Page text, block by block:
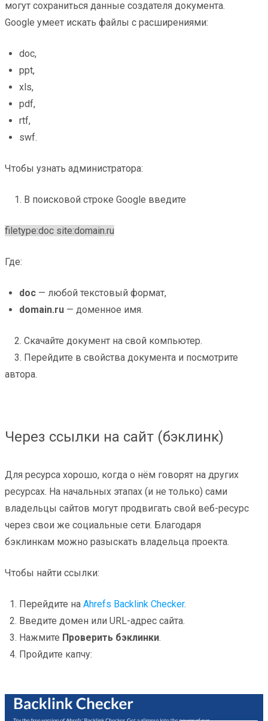
могут сохраниться данные создателя документа.
Google умеет искать файлы с расширениями:
doc,
ppt,
xls,
pdf,
rtf,
swf.
Чтобы узнать администратора:
1. В поисковой строке Google введите
filetype:doc site:domain.ru
Где:
doc — любой текстовый формат,
domain.ru — доменное имя.
2. Скачайте документ на свой компьютер.
3. Перейдите в свойства документа и посмотрите
автора.
Через ссылки на сайт (бэклинк)
Для ресурса хорошо, когда о нём говорят на других
ресурсах. На начальных этапах (и не только) сами
владельцы сайтов могут продвигать свой веб-ресурс
через свои же социальные сети. Благодаря
бэклинкам можно разыскать владельца проекта.
Чтобы найти ссылки:
Перейдите на Ahrefs Backlink Checker.
Введите домен или URL-адрес сайта.
Нажмите Проверить бэклинки.
Пройдите капчу: